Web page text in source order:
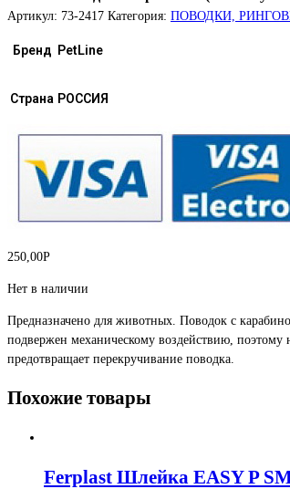
Артикул: 73-2417 Категория: ПОВОДКИ,
Бренд PetLine
Страна РОССИЯ
250,00Р
Нет в наличии
Предназначено для животных. Поводок с
подвержен механическому воздействию,
предотвращает перекручивание поводка.
Похожие товары
Ferplast Шлейка EASY P